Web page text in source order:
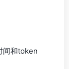
间和token